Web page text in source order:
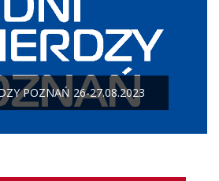
POZNAŃ 26-27.08.2023